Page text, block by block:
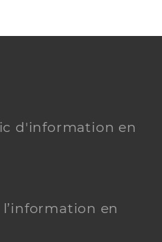
d'information en
en